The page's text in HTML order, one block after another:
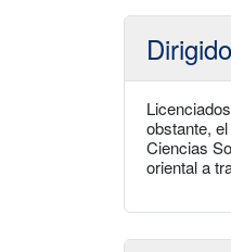
Dirigido
obstante,
Ciencias
oriental a